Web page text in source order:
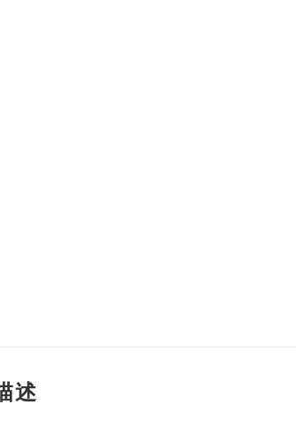
述